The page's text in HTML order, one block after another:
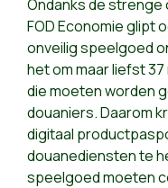
Ondanks de strenge
FOD Economie glipt
onveilig speelgoed
het om maar liefst
die moeten worden
douaniers. Daarom
digitaal
douanediensten te
speelgoed moeten